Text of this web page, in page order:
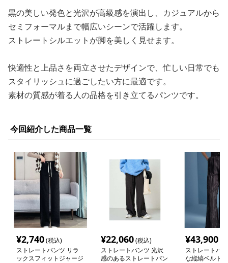
黒の美しい発色と光沢が高級感を演出し、カジュアルから
セミフォーマルまで幅広いシーンで活躍します。
ストレートシルエットが脚を美しく見せます。
快適性と上品さを両立させたデザインで、忙しい日常でも
スタイリッシュに過ごしたい方に最適です。
素材の質感が着る人の品格を引き立てるパンツです。
今回紹介した商品一覧
¥2,740(税込)
ストレートパンツ リラ
ックスフィットジャージ
¥22,060(税込)
ストレートパンツ 光沢
感のあるストレートパン
¥43,900
ストレートパ
な縦縞ベルト